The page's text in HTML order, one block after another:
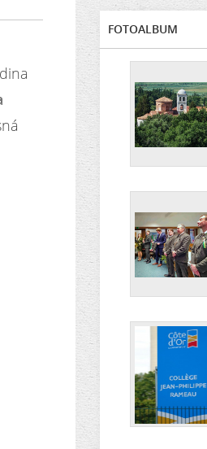
FOTOALBUM